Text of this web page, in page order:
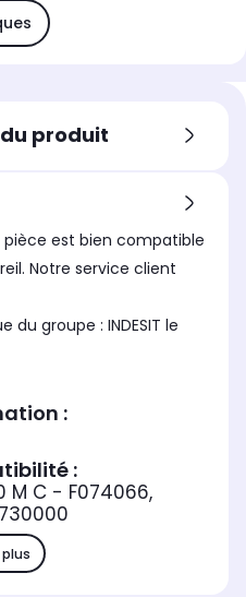
produit
est bien compatible
Notre service client
: INDESIT le
:
:
M C - F074066,